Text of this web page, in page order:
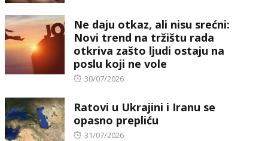
Ne daju otkaz, ali nisu srećni:
Novi trend na tržištu rada
otkriva zašto ljudi ostaju na
poslu koji ne vole
Posted
30/07/2026
Ratovi u Ukrajini i Iranu se
opasno prepliću
Posted
31/07/2026